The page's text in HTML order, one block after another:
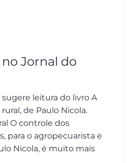
Jornal do
leitura do livro A
de Paulo Nicola.
O controle dos
para o agropecuarista e
Nicola, é muito mais